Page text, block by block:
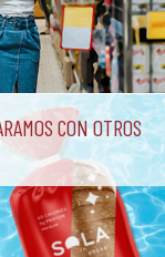
con otros